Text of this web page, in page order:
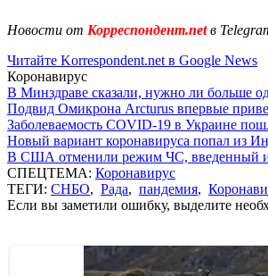
Новости от Корреспондент.netв
Читайте Korrespondent.net в Google News
Коронавирус
В Минздраве сказали, нужно ли больше
Подвид Омикрона Arcturus впервые
Заболеваемость COVID-19 в Украине
Новый вариант коронавируса попал из
В США отменили режим ЧС, введенный
СПЕЦТЕМА: Коронавирус
ТЕГИ: СНБО, Рада, пандемия,
Если вы заметили ошибку, выделите